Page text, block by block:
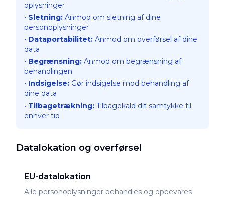
oplysninger
• Sletning: Anmod om sletning af dine
personoplysninger
• Dataportabilitet: Anmod om overførsel af dine
data
• Begrænsning: Anmod om begrænsning af
behandlingen
• Indsigelse: Gør indsigelse mod behandling af
dine data
• Tilbagetrækning: Tilbagekald dit samtykke til
enhver tid
Datalokation og overførsel
EU-datalokation
Alle personoplysninger behandles og opbevares